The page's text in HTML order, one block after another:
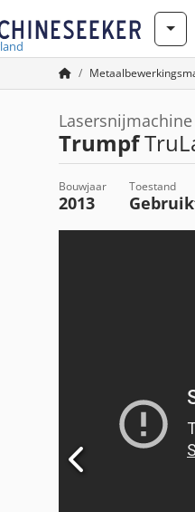
Lasersnijmachine
Trumpf
Bouwjaar
2013
Toestand